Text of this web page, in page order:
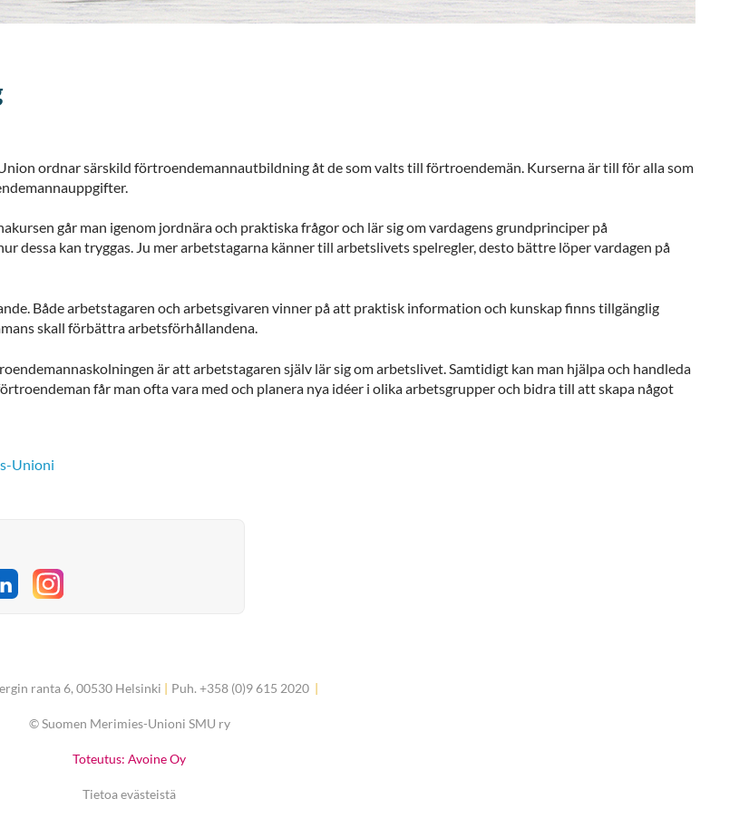
ordnar särskild förtroendemannautbildning åt de som valts till förtroendemän. Kurserna är till för alla som
går man igenom jordnära och praktiska frågor och lär sig om vardagens grundprinciper på
dessa kan tryggas. Ju mer arbetstagarna känner till arbetslivets spelregler, desto bättre löper vardagen på
Både arbetstagaren och arbetsgivaren vinner på att praktisk information och kunskap finns tillgänglig
skall förbättra arbetsförhållandena.
är att arbetstagaren själv lär sig om arbetslivet. Samtidigt kan man hjälpa och handleda
får man ofta vara med och planera nya idéer i olika arbetsgrupper och bidra till att skapa något
Unioni
on Twitter
Share on LinkedIn
ranta 6, 00530 Helsinki | Puh. +358 (0)9 615 2020 |
©Suomen Merimies-Unioni SMU ry
Toteutus: Avoine Oy
Tietoa evästeistä